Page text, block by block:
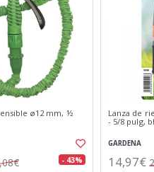
ø12 mm, ½
- 43%
Lanza de
- 5/8 pulg,
GARDENA
14,97€